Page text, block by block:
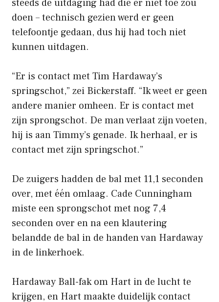
steeds de uitdaging had die er niet toe zou
doen – technisch gezien werd er geen
telefoontje gedaan, dus hij had toch niet
kunnen uitdagen.
“Er is contact met Tim Hardaway’s
springschot,” zei Bickerstaff. “Ik weet er geen
andere manier omheen. Er is contact met
zijn sprongschot. De man verlaat zijn voeten,
hij is aan Timmy’s genade. Ik herhaal, er is
contact met zijn springschot.”
De zuigers hadden de bal met 11,1 seconden
over, met één omlaag. Cade Cunningham
miste een sprongschot met nog 7,4
seconden over en na een klautering
belandde de bal in de handen van Hardaway
in de linkerhoek.
Hardaway Ball-fak om Hart in de lucht te
krijgen, en Hart maakte duidelijk contact